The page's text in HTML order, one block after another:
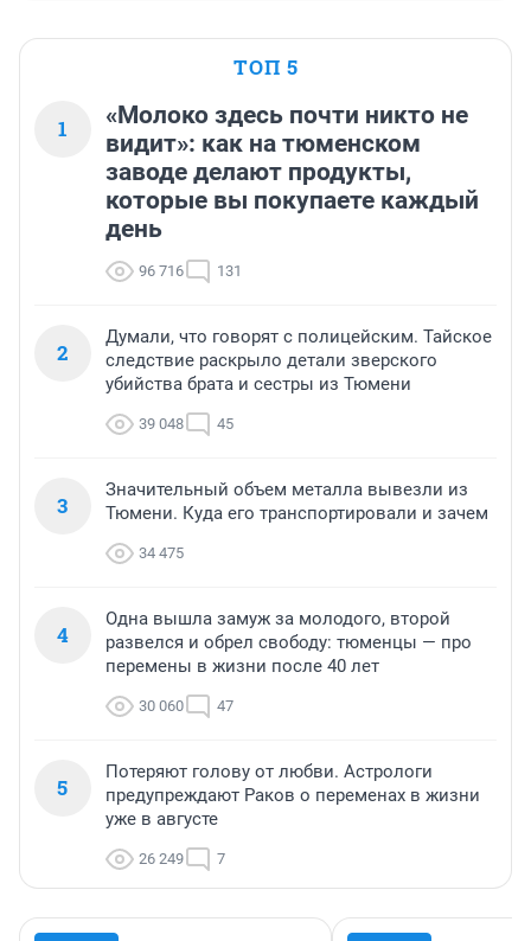
ТОП 5
1
«Молоко здесь почти никто не
видит»: как на тюменском
заводе делают продукты,
которые вы покупаете каждый
день
96 716 131
2
Думали, что говорят с полицейским. Тайское
следствие раскрыло детали зверского
убийства брата и сестры из Тюмени
39 048 45
3
Значительный объем металла вывезли из
Тюмени. Куда его транспортировали и зачем
34 475
4
Одна вышла замуж за молодого, второй
развелся и обрел свободу: тюменцы — про
перемены в жизни после 40 лет
30 060 47
5
Потеряют голову от любви. Астрологи
предупреждают Раков о переменах в жизни
уже в августе
26 249 7